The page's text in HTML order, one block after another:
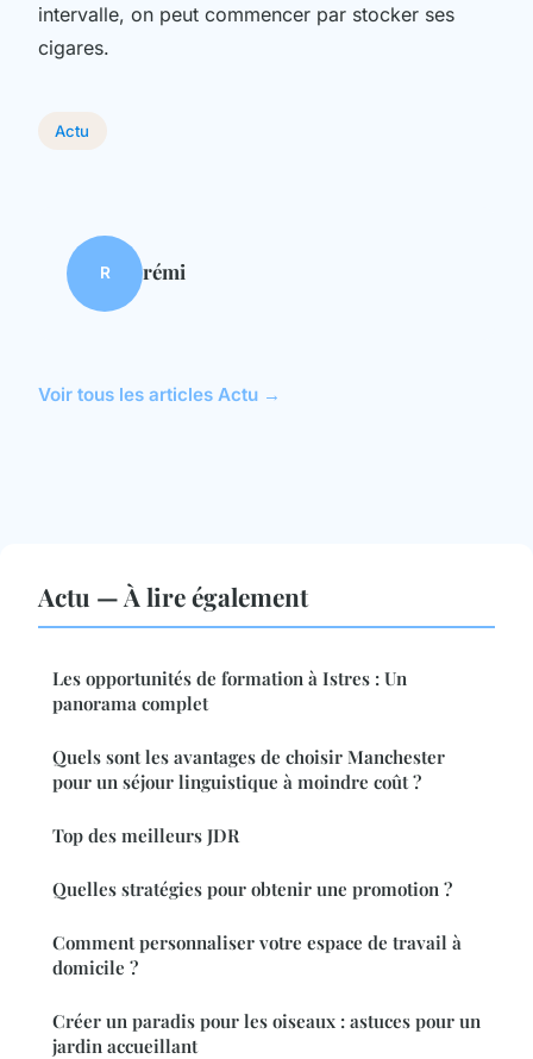
intervalle, on peut commencer par stocker ses
cigares.
Actu
R rémi
Voir tous les articles Actu →
Actu — À lire également
Les opportunités de formation à Istres : Un
panorama complet
Quels sont les avantages de choisir Manchester
pour un séjour linguistique à moindre coût ?
Top des meilleurs JDR
Quelles stratégies pour obtenir une promotion ?
Comment personnaliser votre espace de travail à
domicile ?
Créer un paradis pour les oiseaux : astuces pour un
jardin accueillant